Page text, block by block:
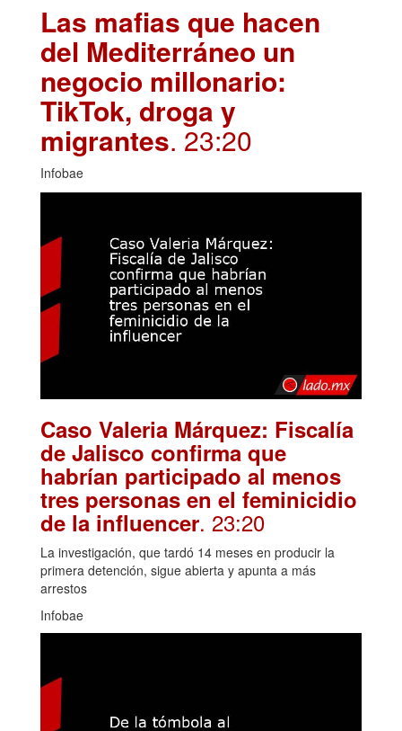
Las mafias que hacen
del Mediterráneo un
negocio millonario:
TikTok, droga y
migrantes. 23:20
Infobae
Caso Valeria Márquez: Fiscalía
de Jalisco confirma que
habrían participado al menos
tres personas en el feminicidio
de la influencer. 23:20
La investigación, que tardó 14 meses en producir la
primera detención, sigue abierta y apunta a más
arrestos
Infobae